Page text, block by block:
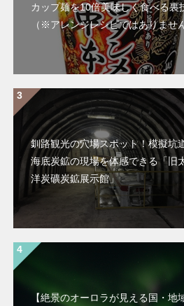
カップ麺を10倍美味しく食べる裏
（※アレンジレシピではありませ
釧路観光の穴場スポット！模擬坑
海底炭鉱の現場を体感できる「旧
洋炭礦炭鉱展示館」
【絶景のオーロラが見える国・地